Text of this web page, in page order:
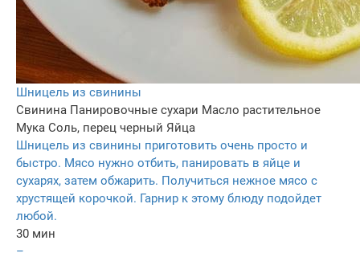
Шницель из свинины
Свинина Панировочные сухари Масло растительное
Мука Соль, перец черный Яйца
Шницель из свинины приготовить очень просто и
быстро. Мясо нужно отбить, панировать в яйце и
сухарях, затем обжарить. Получиться нежное мясо с
хрустящей корочкой. Гарнир к этому блюду подойдет
любой.
30 мин
–